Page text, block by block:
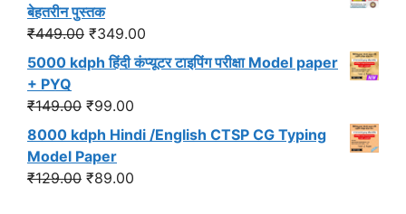
was:
₹1,500.00.
बेहतरीन पुस्तक
₹449.00 Original
price
was:
₹449.00.
₹349.00
price
is:
5000 kdph हिंदी कंप्यूटर टाइपिंग परीक्षा Model paper
+ PYQ
₹149.00 Original
price
was:
₹149.00.
₹99.00
price
8000 kdph Hindi /English CTSP CG Typing
Model Paper
₹129.00 Original
₹89.00